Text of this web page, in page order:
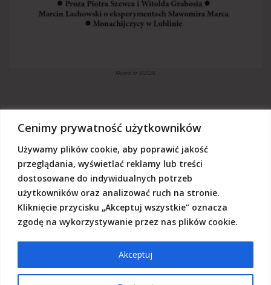
Cenimy prywatność użytkowników
Używamy plików cookie, aby poprawić jakość
przeglądania, wyświetlać reklamy lub treści
dostosowane do indywidualnych potrzeb
użytkowników oraz analizować ruch na stronie.
Kliknięcie przycisku „Akceptuj wszystkie” oznacza
zgodę na wykorzystywanie przez nas plików cookie.
Akceptuj
Akcent nr 3/2026
„Akcent” jest czasopismem niezależnym, utrzymujemy się z dotacji
budżetowych oraz darowizn. Będziemy wdzięczni, jeśli zechcą nas
Państwo wesprzeć dowolną kwotą.
Wschodnia Fundacja Kultury „Akcent”, ul. Grodzka 3, 20-112 Lublin
Nr rachunku:50124015031111000017528667
(z dopiskiem: Darowizna na działalność statutową Wschodniej
Fundacji Kultury Akcent w sferze pożytku publicznego)